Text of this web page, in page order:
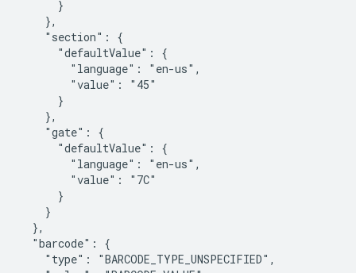
      }
    },
    "section": {
      "defaultValue": {
        "language": "en-us",
        "value": "45"
      }
    },
    "gate": {
      "defaultValue": {
        "language": "en-us",
        "value": "7C"
      }
    }
  },
  "barcode": {
    "type": "BARCODE_TYPE_UNSPECIFIED",